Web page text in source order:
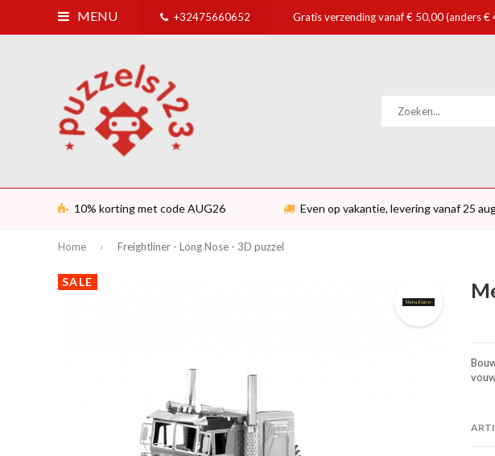
MENU +32475660652 Gratis verzending vanaf € 50,00 (anders €
10% korting met code AUG26 Even op vakantie, levering vanaf 25
Home Freightliner - Long Nose - 3D puzzel
SALE